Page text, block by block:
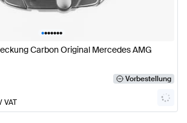
•••••••
Carbon Original Mercedes AMG
Vorbestellung
VAT